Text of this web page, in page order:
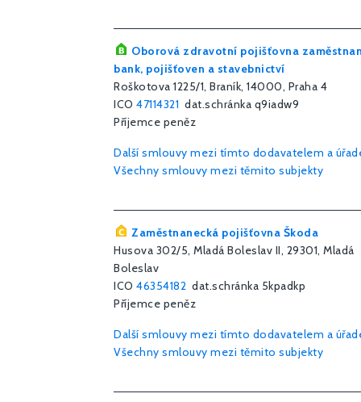
Oborová zdravotní pojišťovna
bank, pojišťoven a stavebnictví
Roškotova 1225/1, Braník, 14000, Praha 4
ICO 47114321 dat.schránka q9iadw9
Příjemce peněz
Další smlouvy mezi tímto dodavatelem a
Všechny smlouvy mezi těmito subjekty
Zaměstnanecká pojišťovna Škoda
Husova 302/5, Mladá Boleslav II, 29301, Mladá
Boleslav
ICO 46354182 dat.schránka 5kpadkp
Příjemce peněz
Další smlouvy mezi tímto dodavatelem a
Všechny smlouvy mezi těmito subjekty